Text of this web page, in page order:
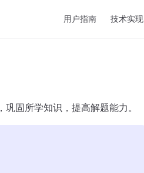
用户指南 技术实现
固所学知识，提高解题能力。